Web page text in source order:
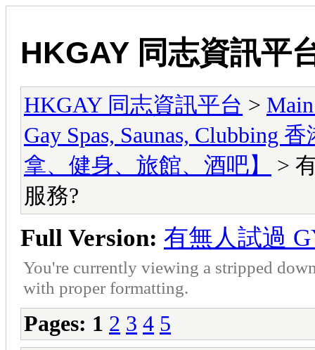
HKGAY 同志資訊平
HKGAY 同志資訊平台 >
Gay Spas, Saunas, Clubbing
拿、健身、旅館、酒吧】
>
服務?
Full Version: 有無人試過
You're currently viewing a stripped
with proper formatting.
Pages: 1 2 3 4 5